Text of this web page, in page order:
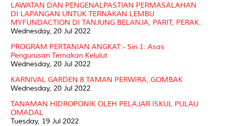
LAWATAN DAN PENGENALPASTIAN PERMASALAHAN
DI LAPANGAN UNTUK TERNAKAN LEMBU
MYFUNDACTION DI TANJUNG BELANJA, PARIT, PERAK.
Wednesday, 20 Jul 2022
PROGRAM PERTANIAN ANGKAT:- Siri 1: Asas
Pengurusan Ternakan Kelulut
Wednesday, 20 Jul 2022
KARNIVAL GARDEN 8 TAMAN PERWIRA, GOMBAK
Wednesday, 20 Jul 2022
TANAMAN HIDROPONIK OLEH PELAJAR ISKUL PULAU
OMADAL
Tuesday, 19 Jul 2022